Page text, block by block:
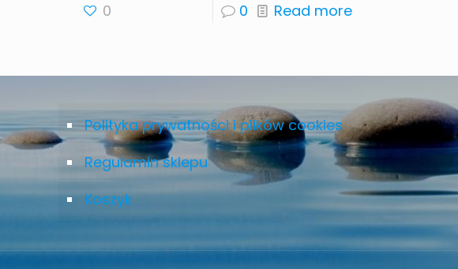
0 0 Read more
Polityka prywatności i plików cookies
Regulamin sklepu
Koszyk